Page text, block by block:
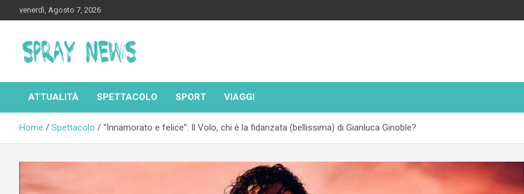
to
venerdì, Agosto 7, 2026
Spraynews.it
ATTUALITÀ SPETTACOLO SPORT VIAGGI
Home Spettacolo “Innamorato e felice”: Il Volo, chi è la fidanzata (bellissima) di Gianluca Ginoble?